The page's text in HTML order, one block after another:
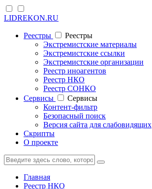
LIDREKON.RU
Реестры
Реестры
Экстремистские материалы
Экстремистские ссылки
Экстремистские организации
Реестр иноагентов
Реестр НКО
Реестр СОНКО
Cервисы
Cервисы
Контент-фильтр
Безопасный поиск
Версия сайта для слабовидящих
Скрипты
О проекте
Главная
Реестр НКО